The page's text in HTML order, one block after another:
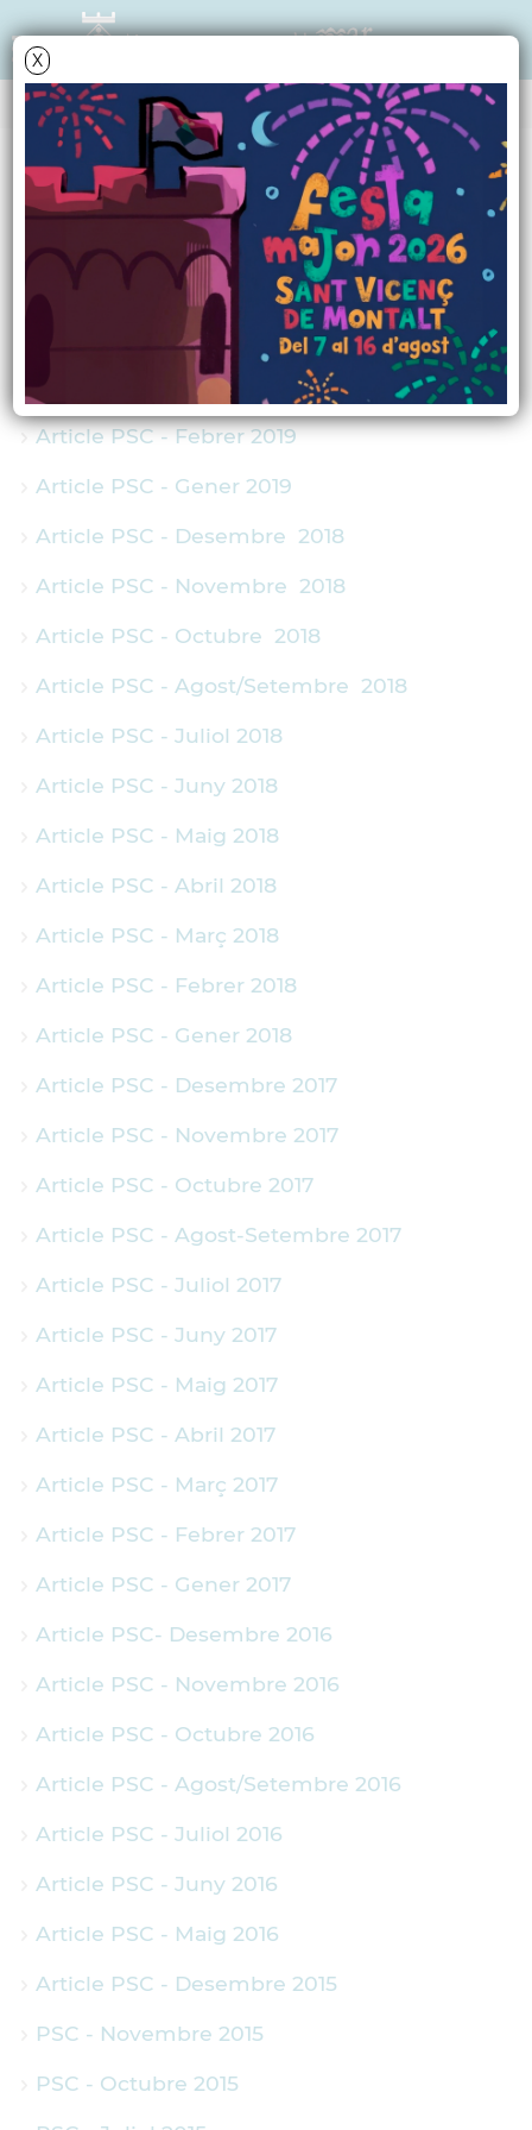
X
TRIBUNA POLÍTICA
Partit del Socialistes
de Catalunya
Article PSC - Abril 2019
Article PSC - Març 2019
Article PSC - Febrer 2019
Article PSC - Gener 2019
Article PSC - Desembre 2018
Article PSC - Novembre 2018
Article PSC - Octubre 2018
Article PSC - Agost/Setembre 2018
Article PSC - Juliol 2018
Article PSC - Juny 2018
Article PSC - Maig 2018
Article PSC - Abril 2018
Article PSC - Març 2018
Article PSC - Febrer 2018
Article PSC - Gener 2018
Article PSC - Desembre 2017
Article PSC - Novembre 2017
Article PSC - Octubre 2017
Article PSC - Agost-Setembre 2017
Article PSC - Juliol 2017
Article PSC - Juny 2017
Article PSC - Maig 2017
Article PSC - Abril 2017
Article PSC - Març 2017
Article PSC - Febrer 2017
Article PSC - Gener 2017
Article PSC- Desembre 2016
Article PSC - Novembre 2016
Article PSC - Octubre 2016
Article PSC - Agost/Setembre 2016
Article PSC - Juliol 2016
Article PSC - Juny 2016
Article PSC - Maig 2016
Article PSC - Desembre 2015
PSC - Novembre 2015
PSC - Octubre 2015